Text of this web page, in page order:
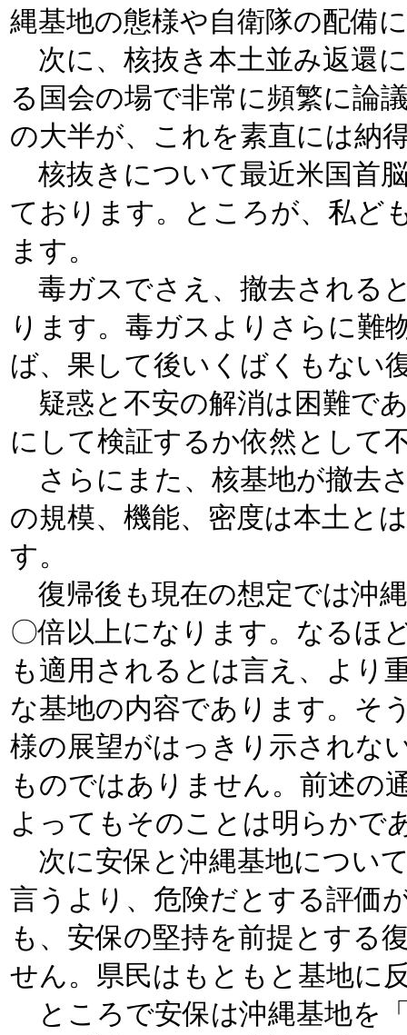
縄基地の態様や自衛隊の配備
次に、核抜き本土並み返還
る国会の場で非常に頻繁に論
の大半が、これを素直には納
核抜きについて最近米国首
ております。ところが、私ど
ます。
毒ガスでさえ、撤去される
ります。毒ガスよりさらに難
ば、果して後いくばくもない
疑惑と不安の解消は困難で
にして検証するか依然として
さらにまた、核基地が撤去
の規模、機能、密度は本土と
す。
復帰後も現在の想定では沖
〇倍以上になります。なるほ
も適用されるとは言え、より
な基地の内容であります。そ
様の展望がはっきり示されな
ものではありません。前述の
よってもそのことは明らかで
次に安保と沖縄基地につい
言うより、危険だとする評価
も、安保の堅持を前提とする
せん。県民はもともと基地に
ところで安保は沖縄基地を